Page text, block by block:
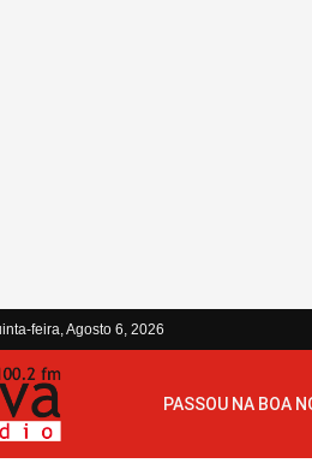
feira, Agosto 6, 2026
PASSOU NA BOA